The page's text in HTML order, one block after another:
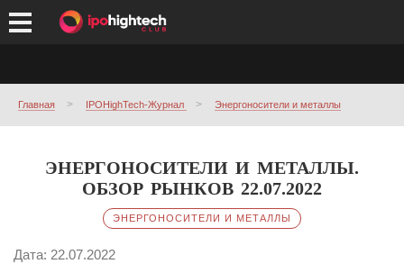
Главная IPOHighTech-Журнал Энергоносители и металлы
ЭНЕРГОНОСИТЕЛИ И МЕТАЛЛЫ.
ОБЗОР РЫНКОВ 22.07.2022
ЭНЕРГОНОСИТЕЛИ И МЕТАЛЛЫ
Дата: 22.07.2022